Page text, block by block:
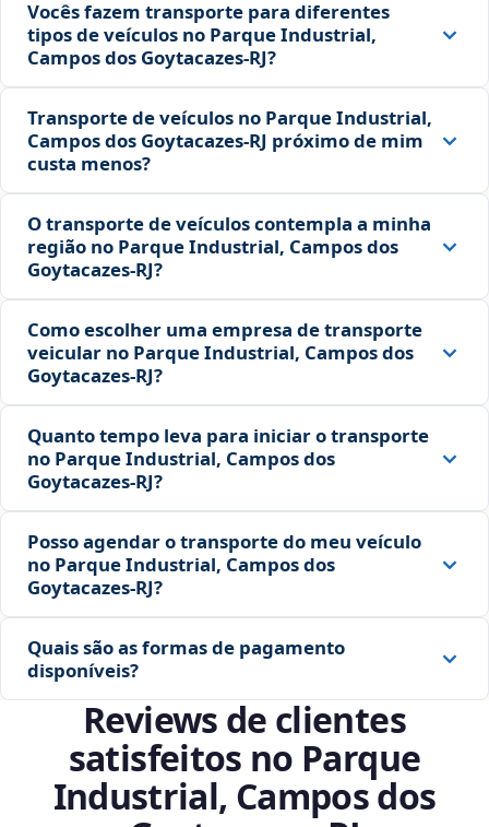
Vocês fazem transporte para diferentes
tipos de veículos no Parque Industrial,
Campos dos Goytacazes‑RJ?
Transporte de veículos no Parque Industrial,
Campos dos Goytacazes‑RJ próximo de mim
custa menos?
O transporte de veículos contempla a minha
região no Parque Industrial, Campos dos
Goytacazes‑RJ?
Como escolher uma empresa de transporte
veicular no Parque Industrial, Campos dos
Goytacazes‑RJ?
Quanto tempo leva para iniciar o transporte
no Parque Industrial, Campos dos
Goytacazes‑RJ?
Posso agendar o transporte do meu veículo
no Parque Industrial, Campos dos
Goytacazes‑RJ?
Quais são as formas de pagamento
disponíveis?
Reviews de clientes
satisfeitos no Parque
Industrial, Campos dos